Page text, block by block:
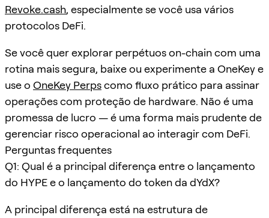
Revoke.cash, especialmente se você usa vários
protocolos DeFi.
Se você quer explorar perpétuos on-chain com uma
rotina mais segura, baixe ou experimente a OneKey e
use o OneKey Perpscomo fluxo prático para assinar
operações com proteção de hardware. Não é uma
promessa de lucro — é uma forma mais prudente de
gerenciar risco operacional ao interagir com DeFi.
Perguntas frequentes
Q1: Qual é a principal diferença entre o lançamento
do HYPE e o lançamento do token da dYdX?
A principal diferença está na estrutura de